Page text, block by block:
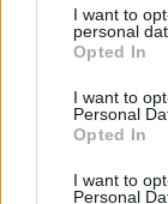
I want to
personal
Opted In
I want to
Personal
Opted In
I want to
Personal